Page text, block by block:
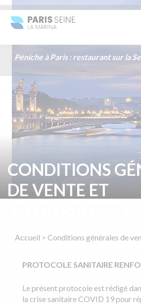
Péniche à Paris : restaurant sur la
CONDITIONS
DE VENTE ET
Accueil > Conditions générales de
PROTOCOLE SANITAIRE
Le présent protocole est rédigé
la crise sanitaire COVID 19 pour